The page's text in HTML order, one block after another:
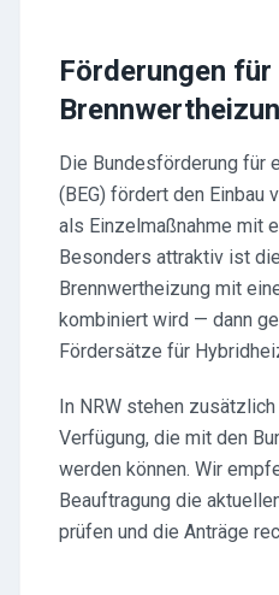
Förderungen für
Die Bundesförderung für
(BEG) fördert den Einbau
als Einzelmaßnahme mit
Besonders attraktiv ist
Brennwertheizung mit
kombiniert wird — dann
Fördersätze für
In NRW stehen
Verfügung, die mit den
werden können. Wir
Beauftragung die
prüfen und die Anträge